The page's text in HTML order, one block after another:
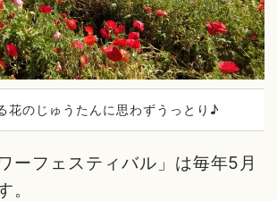
花のじゅうたんに思わずうっとり♪
ーフェスティバル」は毎年5月
。